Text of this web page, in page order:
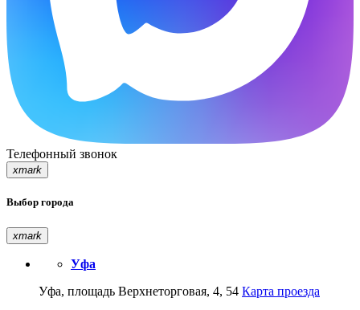
Телефонный звонок
xmark
Выбор города
xmark
Уфа
Уфа, площадь Верхнеторговая, 4, 54 Карта проезда